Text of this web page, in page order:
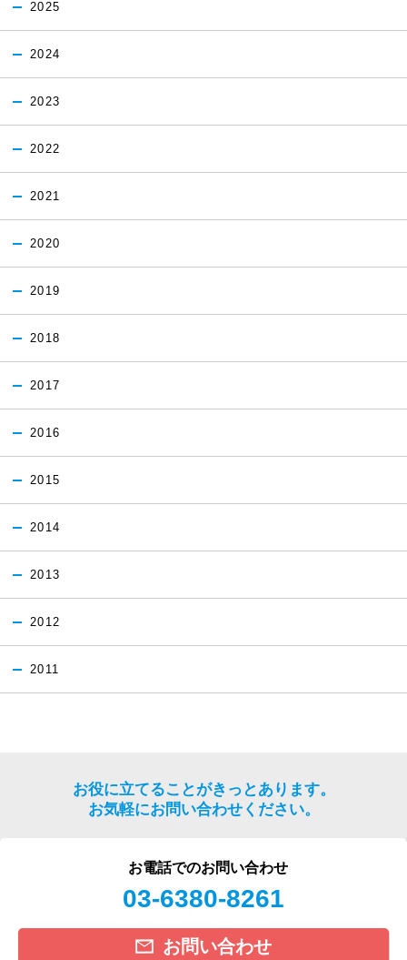
2025
2024
2023
2022
2021
2020
2019
2018
2017
2016
2015
2014
2013
2012
2011
お役に立てることがきっとあります。
お気軽にお問い合わせください。
お電話でのお問い合わせ
03-6380-8261
お問い合わせ